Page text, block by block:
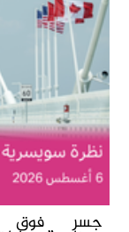
جسر فوق